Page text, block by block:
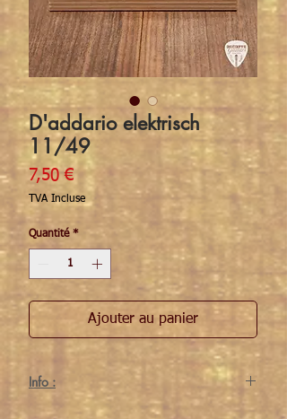
D'addario elektrisch
11/49
7,50 €Prix
TVA Incluse
Quantité *
Ajouter au panier
Info :